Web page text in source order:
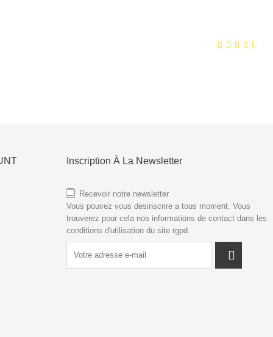
Inscription À La Newsletter
Recevoir notre newsletter
Vous pouvez vous desinscrire a tous moment. Vous
trouverez pour cela nos informations de contact dans les
conditions d'utilisation du site rgpd